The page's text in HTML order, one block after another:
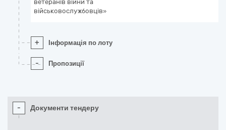
ветеранів війни та
військовослужбовців»
+ Інформація по лоту
- Пропозиції
- Документи тендеру